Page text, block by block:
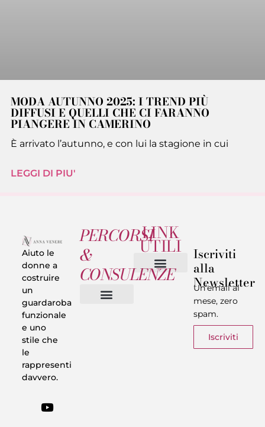
MODA AUTUNNO 2025: I TREND PIÙ
DIFFUSI E QUELLI CHE CI FARANNO
PIANGERE IN CAMERINO
È arrivato l’autunno, e con lui la stagione in cui
LEGGI DI PIU'
Aiuto le
donne a
costruire
un
guardaroba
funzionale
e uno
stile che
le
rappresenti
davvero.
PERCORSI
&
CONSULENZE
LINK
UTILI Iscriviti
alla
Newsletter
Un’email al
mese, zero
spam.
Iscriviti